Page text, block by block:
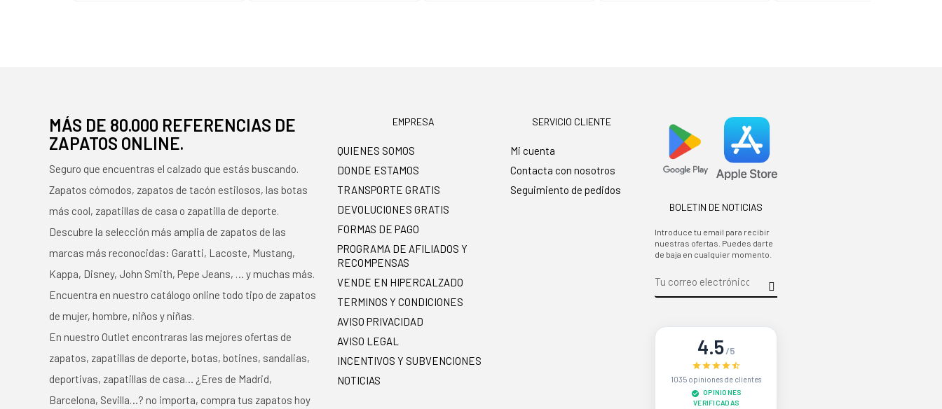
MÁS DE 80.000 REFERENCIAS DE
ZAPATOS ONLINE.
Seguro que encuentras el calzado que estás buscando.
Zapatos cómodos, zapatos de tacón estilosos, las botas
más cool, zapatillas de casa o zapatilla de deporte.
Descubre la selección más amplia de zapatos de las
marcas más reconocidas: Garatti, Lacoste, Mustang,
Kappa, Disney, John Smith, Pepe Jeans, … y muchas más.
Encuentra en nuestro catálogo online todo tipo de zapatos
de mujer, hombre, niños y niñas.
En nuestro Outlet encontraras las mejores ofertas de
zapatos, zapatillas de deporte, botas, botines, sandalias,
deportivas, zapatillas de casa… ¿Eres de Madrid,
Barcelona, Sevilla…? no importa, compra tus zapatos hoy
EMPRESA
QUIENES SOMOS
DONDE ESTAMOS
TRANSPORTE GRATIS
DEVOLUCIONES GRATIS
FORMAS DE PAGO
PROGRAMA DE AFILIADOS Y
RECOMPENSAS
VENDE EN HIPERCALZADO
TERMINOS Y CONDICIONES
AVISO PRIVACIDAD
AVISO LEGAL
INCENTIVOS Y SUBVENCIONES
NOTICIAS
SERVICIO CLIENTE
Mi cuenta
Contacta con nosotros
Seguimiento de pedidos
BOLETIN DE NOTICIAS
Introduce tu email para recibir
nuestras ofertas. Puedes darte
de baja en cualquier momento.
4.5/5
1035 opiniones de clientes
OPINIONES
VERIFICADAS